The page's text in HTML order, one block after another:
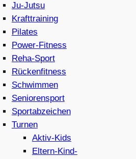
Ju-Jutsu
Krafttraining
Pilates
Power-Fitness
Reha-Sport
Rückenfitness
Schwimmen
Seniorensport
Sportabzeichen
Turnen
Aktiv-Kids
Eltern-Kind-